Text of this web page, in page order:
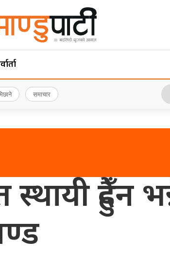
समाचार
हुँदैन